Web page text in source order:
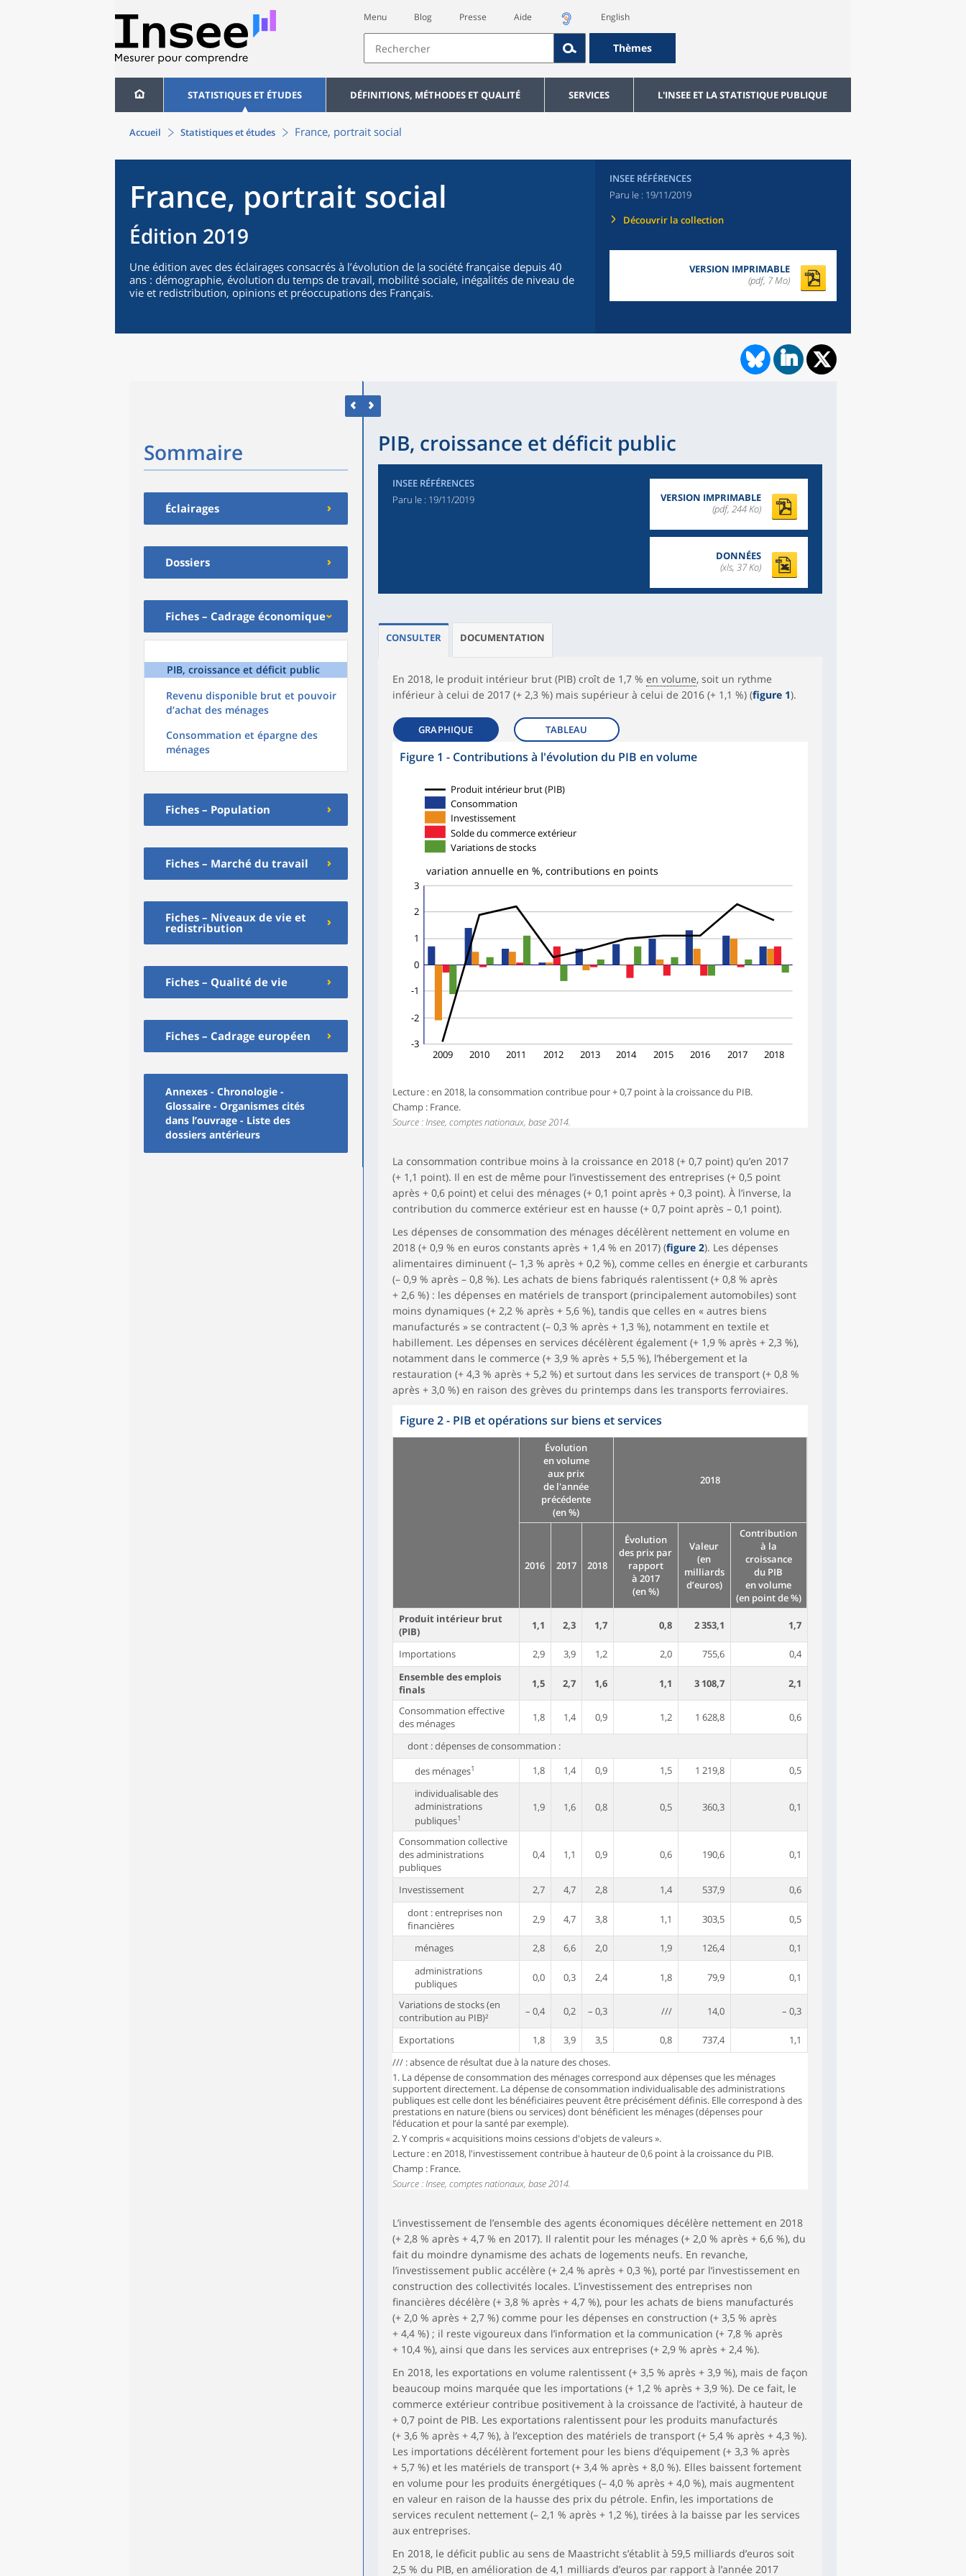
Menu Blog Presse Aide English
Thèmes
STATISTIQUES ET ÉTUDES DÉFINITIONS, MÉTHODES ET QUALITÉ SERVICES L'INSEE ET LA STATISTIQUE PUBLIQUE
Accueil Statistiques et études France, portrait social
France, portrait social
Édition 2019
Une édition avec des éclairages consacrés à l’évolution de la société française depuis 40
ans : démographie, évolution du temps de travail, mobilité sociale, inégalités de niveau de
vie et redistribution, opinions et préoccupations des Français.
INSEE RÉFÉRENCES
Paru le : 19/11/2019
Découvrir la collection
VERSION IMPRIMABLE
(pdf, 7 Mo)
Sommaire
Éclairages
Dossiers
Fiches – Cadrage économique
PIB, croissance et déficit public
Revenu disponible brut et pouvoir
d’achat des ménages
Consommation et épargne des
ménages
Fiches – Population
Fiches – Marché du travail
Fiches – Niveaux de vie et
redistribution
Fiches – Qualité de vie
Fiches – Cadrage européen
Annexes - Chronologie -
Glossaire - Organismes cités
dans l’ouvrage - Liste des
dossiers antérieurs
PIB, croissance et déficit public
INSEE RÉFÉRENCES
Paru le : 19/11/2019
VERSION IMPRIMABLE
(pdf, 244 Ko)
DONNÉES
(xls, 37 Ko)
CONSULTER DOCUMENTATION
En 2018, le produit intérieur brut (PIB) croît de 1,7 % en volume, soit un rythme
inférieur à celui de 2017 (+ 2,3 %) mais supérieur à celui de 2016 (+ 1,1 %) (figure 1).
GRAPHIQUE TABLEAU
Figure 1 - Contributions à l'évolution du PIB en volume
0
1
2
3
-1
-2
-3
variation annuelle en %, contributions en points
2009 2010 2011 2012 2013 2014 2015 2016 2017 2018
Produit intérieur brut (PIB)
Consommation
Investissement
Solde du commerce extérieur
Variations de stocks
Lecture : en 2018, la consommation contribue pour + 0,7 point à la croissance du PIB.
Champ : France.
Source : Insee, comptes nationaux, base 2014.
La consommation contribue moins à la croissance en 2018 (+ 0,7 point) qu’en 2017
(+ 1,1 point). Il en est de même pour l’investissement des entreprises (+ 0,5 point
après + 0,6 point) et celui des ménages (+ 0,1 point après + 0,3 point). À l’inverse, la
contribution du commerce extérieur est en hausse (+ 0,7 point après – 0,1 point).
Les dépenses de consommation des ménages décélèrent nettement en volume en
2018 (+ 0,9 % en euros constants après + 1,4 % en 2017) (figure 2). Les dépenses
alimentaires diminuent (– 1,3 % après + 0,2 %), comme celles en énergie et carburants
(– 0,9 % après – 0,8 %). Les achats de biens fabriqués ralentissent (+ 0,8 % après
+ 2,6 %) : les dépenses en matériels de transport (principalement automobiles) sont
moins dynamiques (+ 2,2 % après + 5,6 %), tandis que celles en « autres biens
manufacturés » se contractent (– 0,3 % après + 1,3 %), notamment en textile et
habillement. Les dépenses en services décélèrent également (+ 1,9 % après + 2,3 %),
notamment dans le commerce (+ 3,9 % après + 5,5 %), l’hébergement et la
restauration (+ 4,3 % après + 5,2 %) et surtout dans les services de transport (+ 0,8 %
après + 3,0 %) en raison des grèves du printemps dans les transports ferroviaires.
Figure 2 - PIB et opérations sur biens et services
Évolution
en volume
aux prix
de l'année
précédente
(en %)
2018
2016 2017 2018
Évolution
des prix par
rapport
à 2017
(en %)
Valeur
(en
milliards
d’euros)
Contribution
à la
croissance
du PIB
en volume
(en point de %)
Produit intérieur brut
(PIB)
1,1 2,3 1,7 0,8 2 353,1 1,7
Importations 2,9 3,9 1,2 2,0 755,6
0,4
Ensemble des emplois
finals
1,5 2,7 1,6 1,1 3 108,7 2,1
Consommation effective
des ménages
1,8 1,4 0,9 1,2 1 628,8 0,6
dont : dépenses de consommation :
des ménages1 1,8 1,4 0,9 1,5 1 219,8
0,5
individualisable des
administrations
publiques1
1,9 1,6 0,8 0,5 360,3 0,1
Consommation collective
des administrations
publiques
0,4 1,1 0,9 0,6 190,6 0,1
Investissement 2,7 4,7 2,8 1,4 537,9
0,6
dont : entreprises non
financières
2,9 4,7 3,8 1,1 303,5 0,5
ménages 2,8 6,6 2,0 1,9 126,4
0,1
administrations
publiques
0,0 0,3 2,4 1,8 79,9 0,1
Variations de stocks (en
contribution au PIB)²
– 0,4 0,2 – 0,3 /// 14,0 – 0,3
Exportations 1,8 3,9 3,5 0,8 737,4
1,1
/// : absence de résultat due à la nature des choses.
1. La dépense de consommation des ménages correspond aux dépenses que les ménages
supportent directement. La dépense de consommation individualisable des administrations
publiques est celle dont les bénéficiaires peuvent être précisément définis. Elle correspond à des
prestations en nature (biens ou services) dont bénéficient les ménages (dépenses pour
l’éducation et pour la santé par exemple).
2. Y compris « acquisitions moins cessions d'objets de valeurs ».
Lecture : en 2018, l'investissement contribue à hauteur de 0,6 point à la croissance du PIB.
Champ : France.
Source : Insee, comptes nationaux, base 2014.
L’investissement de l’ensemble des agents économiques décélère nettement en 2018
(+ 2,8 % après + 4,7 % en 2017). Il ralentit pour les ménages (+ 2,0 % après + 6,6 %), du
fait du moindre dynamisme des achats de logements neufs. En revanche,
l’investissement public accélère (+ 2,4 % après + 0,3 %), porté par l’investissement en
construction des collectivités locales. L’investissement des entreprises non
financières décélère (+ 3,8 % après + 4,7 %), pour les achats de biens manufacturés
(+ 2,0 % après + 2,7 %) comme pour les dépenses en construction (+ 3,5 % après
+ 4,4 %) ; il reste vigoureux dans l’information et la communication (+ 7,8 % après
+ 10,4 %), ainsi que dans les services aux entreprises (+ 2,9 % après + 2,4 %).
En 2018, les exportations en volume ralentissent (+ 3,5 % après + 3,9 %), mais de façon
beaucoup moins marquée que les importations (+ 1,2 % après + 3,9 %). De ce fait, le
commerce extérieur contribue positivement à la croissance de l’activité, à hauteur de
+ 0,7 point de PIB. Les exportations ralentissent pour les produits manufacturés
(+ 3,6 % après + 4,7 %), à l’exception des matériels de transport (+ 5,4 % après + 4,3 %).
Les importations décélèrent fortement pour les biens d’équipement (+ 3,3 % après
+ 5,7 %) et les matériels de transport (+ 3,4 % après + 8,0 %). Elles baissent fortement
en volume pour les produits énergétiques (– 4,0 % après + 4,0 %), mais augmentent
en valeur en raison de la hausse des prix du pétrole. Enfin, les importations de
services reculent nettement (– 2,1 % après + 1,2 %), tirées à la baisse par les services
aux entreprises.
En 2018, le déficit public au sens de Maastricht s’établit à 59,5 milliards d’euros soit
2,5 % du PIB, en amélioration de 4,1 milliards d’euros par rapport à l’année 2017